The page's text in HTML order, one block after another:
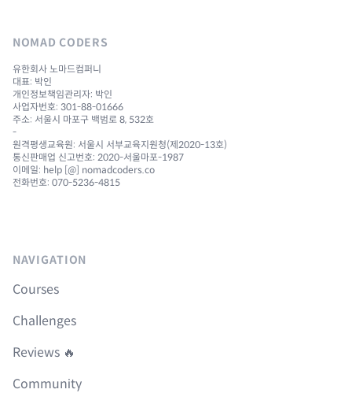
NOMAD CODERS
유한회사 노마드컴퍼니
대표: 박인
개인정보책임관리자: 박인
사업자번호: 301-88-01666
주소: 서울시 마포구 백범로 8, 532호
-
원격평생교육원: 서울시 서부교육지원청(제2020-13호)
통신판매업 신고번호: 2020-서울마포-1987
이메일: help [@] nomadcoders.co
전화번호: 070-5236-4815
NAVIGATION
Courses
Challenges
Reviews 🔥
Community